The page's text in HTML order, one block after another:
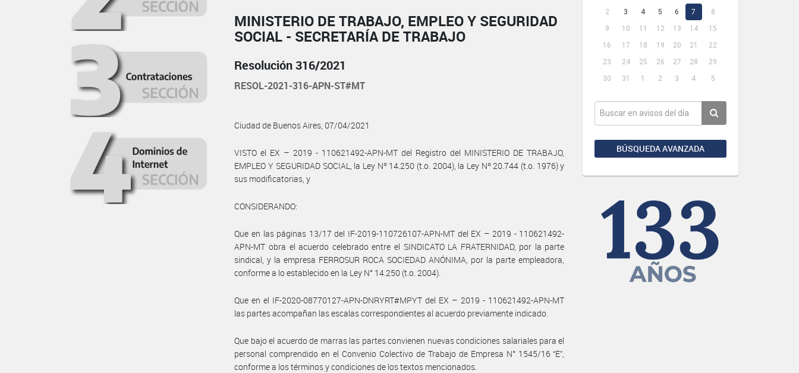
2
3 4 5 6 7
8
9
10 11 12 13 14
15
16
17 18 19 20 21
22
23
24 25 26 27 28
29
30
31 1 2 3 4 5
BÚSQUEDA AVANZADA
MINISTERIO DE TRABAJO, EMPLEO Y SEGURIDAD
SOCIAL - SECRETARÍA DE TRABAJO
Resolución 316/2021
RESOL-2021-316-APN-ST#MT
Ciudad de Buenos Aires, 07/04/2021
VISTO el EX – 2019 - 110621492-APN-MT del Registro del MINISTERIO DE TRABAJO,
EMPLEO Y SEGURIDAD SOCIAL, la Ley Nº 14.250 (t.o. 2004), la Ley Nº 20.744 (t.o. 1976) y
sus modificatorias, y
CONSIDERANDO:
Que en las páginas 13/17 del IF-2019-110726107-APN-MT del EX – 2019 - 110621492-
APN-MT obra el acuerdo celebrado entre el SINDICATO LA FRATERNIDAD, por la parte
sindical, y la empresa FERROSUR ROCA SOCIEDAD ANÓNIMA, por la parte empleadora,
conforme a lo establecido en la Ley N° 14.250 (t.o. 2004).
Que en el IF-2020-08770127-APN-DNRYRT#MPYT del EX – 2019 - 110621492-APN-MT
las partes acompañan las escalas correspondientes al acuerdo previamente indicado.
Que bajo el acuerdo de marras las partes convienen nuevas condiciones salariales para el
personal comprendido en el Convenio Colectivo de Trabajo de Empresa N° 1545/16 “E”,
conforme a los términos y condiciones de los textos mencionados.